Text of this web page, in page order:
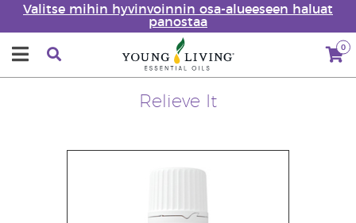
Valitse mihin hyvinvoinnin osa-alueeseen haluat
panostaa
0
Relieve It